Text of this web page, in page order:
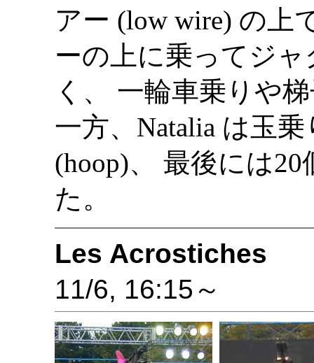
アー (low wire) の上
ーの上に乗ってジ
く、 一輪車乗りや
一方、Natalia は玉
(hoop)、 最後には
た。
Les Acrostiches
11/6, 16:15～